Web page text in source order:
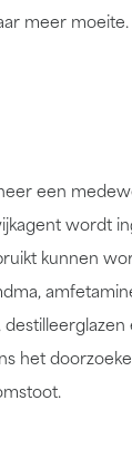
meer
een
wordt
kunnen
het